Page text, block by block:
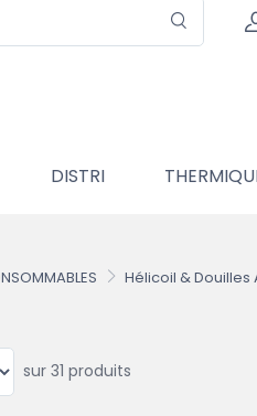
DISTRI
Hélicoil &
sur 31 produits